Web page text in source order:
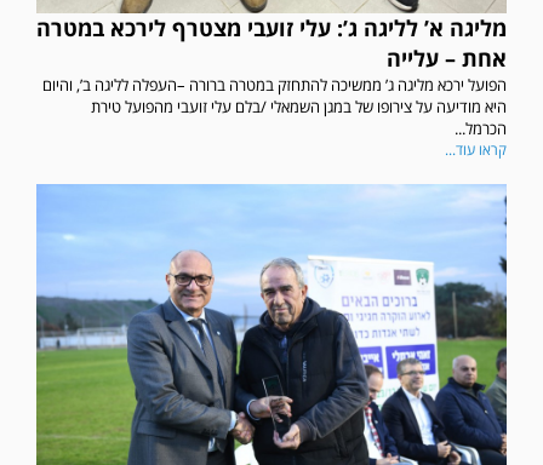
מליגה א’ לליגה ג’: עלי זועבי מצטרף לירכא במטרה
אחת – עלייה
הפועל ירכא מליגה ג’ ממשיכה להתחזק במטרה ברורה –העפלה לליגה ב’, והיום
היא מודיעה על צירופו של במגן השמאלי /בלם עלי זועבי מהפועל טירת
הכרמל...
קראו עוד...